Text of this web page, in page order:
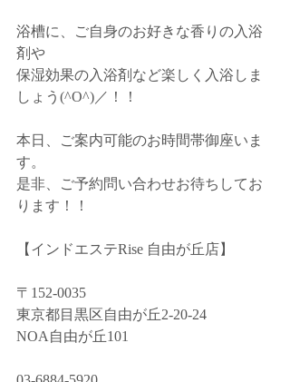
浴槽に、ご自身のお好きな香りの入浴
剤や
保湿効果の入浴剤など楽しく入浴しま
しょう(^O^)／！！
本日、ご案内可能のお時間帯御座いま
す。
是非、ご予約問い合わせお待ちしてお
ります！！
【インドエステRise 自由が丘店】﻿
〒152-0035﻿
東京都目黒区自由が丘2-20-24﻿
NOA自由が丘101﻿